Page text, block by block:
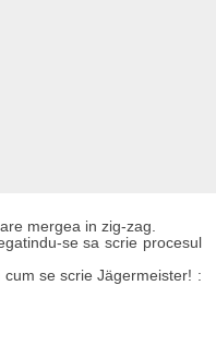
mergea in zig-zag.
se sa scrie procesul
se scrie Jägermeister! :